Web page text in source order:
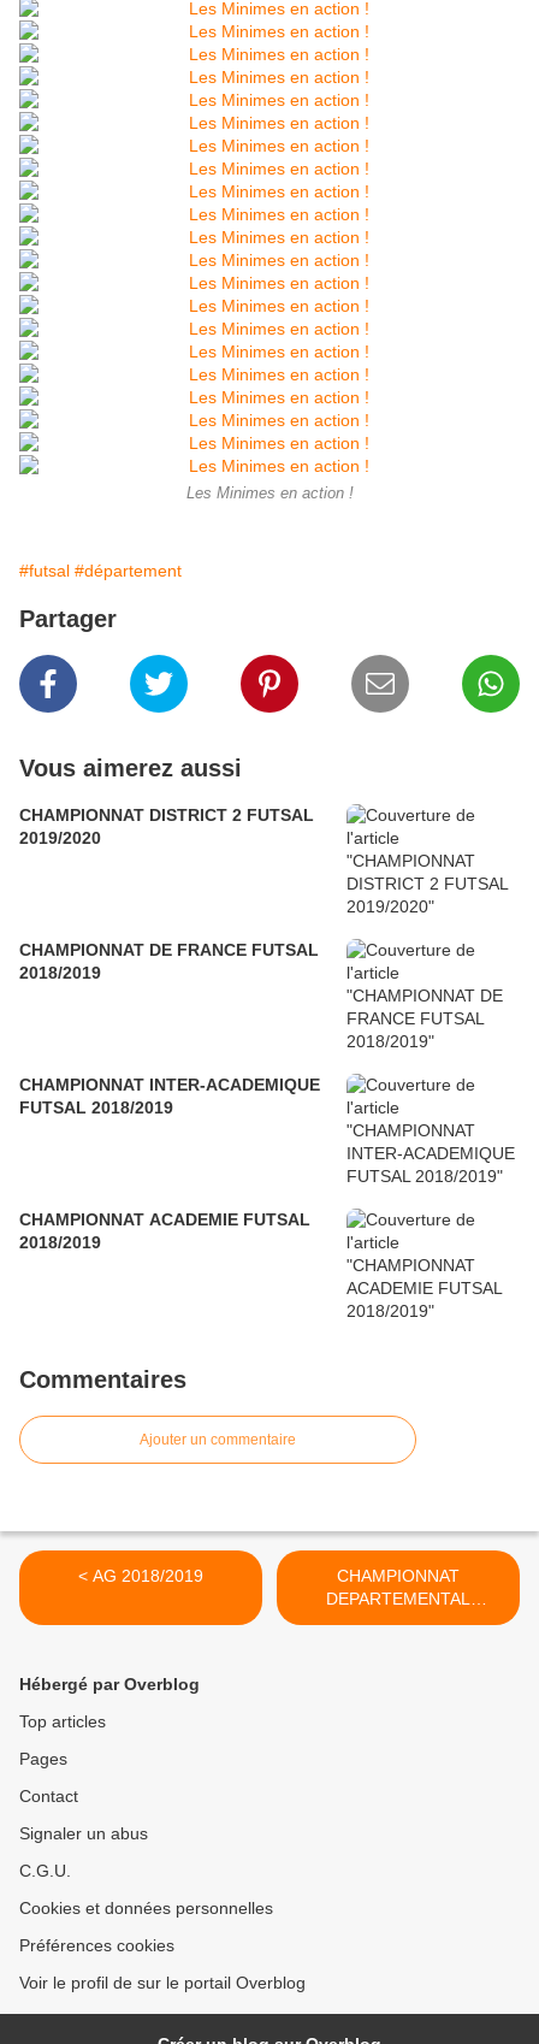
Les Minimes en action !
#futsal #département
Partager
Vous aimerez aussi
CHAMPIONNAT DISTRICT 2 FUTSAL
2019/2020
CHAMPIONNAT DE FRANCE FUTSAL
2018/2019
CHAMPIONNAT INTER-ACADEMIQUE
FUTSAL 2018/2019
CHAMPIONNAT ACADEMIE FUTSAL
2018/2019
Commentaires
Ajouter un commentaire
< AG 2018/2019
CHAMPIONNAT
DEPARTEMENTAL
ULTIMATE 2018/2019 >
Hébergé par Overblog
Top articles
Pages
Contact
Signaler un abus
C.G.U.
Cookies et données personnelles
Préférences cookies
Voir le profil de sur le portail Overblog